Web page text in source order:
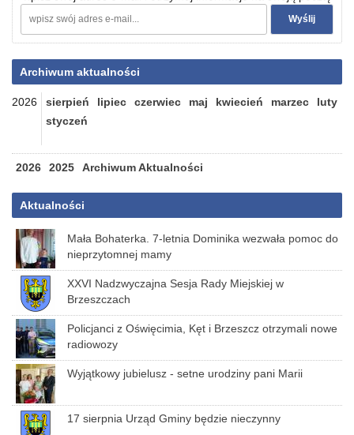
Archiwum aktualności
2026 sierpień lipiec czerwiec maj kwiecień marzec
luty
styczeń
2026 2025 Archiwum Aktualności
Aktualności
Mała Bohaterka. 7-letnia Dominika wezwała pomoc do
nieprzytomnej mamy
XXVI Nadzwyczajna Sesja Rady Miejskiej w
Brzeszczach
Policjanci z Oświęcimia, Kęt i Brzeszcz otrzymali nowe
radiowozy
Wyjątkowy jubielusz - setne urodziny pani Marii
17 sierpnia Urząd Gminy będzie nieczynny